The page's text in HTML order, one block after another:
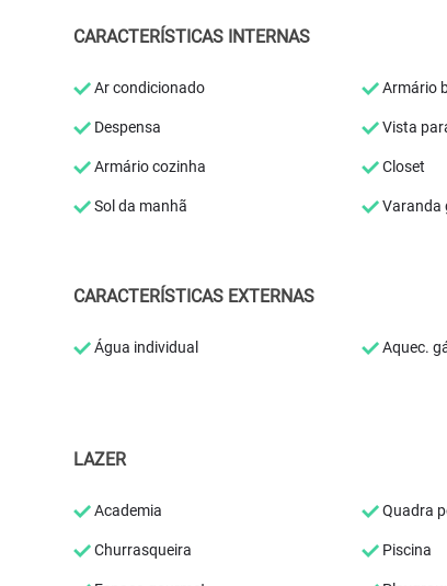
CARACTERÍSTICAS INTERNAS
Ar condicionado Armário
Despensa Vista
Armário cozinha Closet
Sol da manhã Varanda
CARACTERÍSTICAS EXTERNAS
Água individual Aquec.
LAZER
Academia Quadra
Churrasqueira Piscina